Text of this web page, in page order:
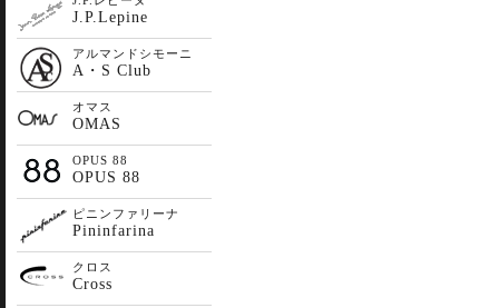
J.P.Lepine
アルマンドシモーニ
A・S Club
オマス
OMAS
OPUS 88
OPUS 88
ピニンファリーナ
Pininfarina
クロス
Cross